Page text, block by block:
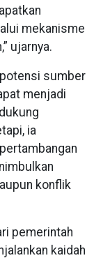
mekanisme
ujarnya.
sumber
menjadi
ia
konflik
pemerintah
kaidah